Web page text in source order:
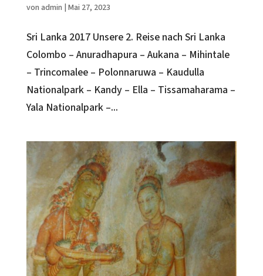
von admin | Mai 27, 2023
Sri Lanka 2017 Unsere 2. Reise nach Sri Lanka
Colombo – Anuradhapura – Aukana – Mihintale
– Trincomalee – Polonnaruwa – Kaudulla
Nationalpark – Kandy – Ella – Tissamaharama –
Yala Nationalpark –...